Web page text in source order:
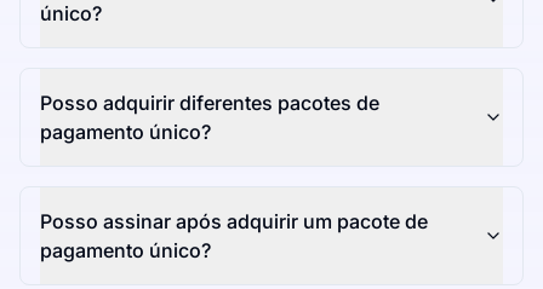
único?
Posso adquirir diferentes pacotes de
pagamento único?
Posso assinar após adquirir um pacote de
pagamento único?